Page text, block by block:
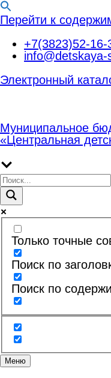
Перейти к
+7(3823)52-16-
Электронный
Муниципальное
«Центральная
Только точные
Поиск по
Поиск по
Меню